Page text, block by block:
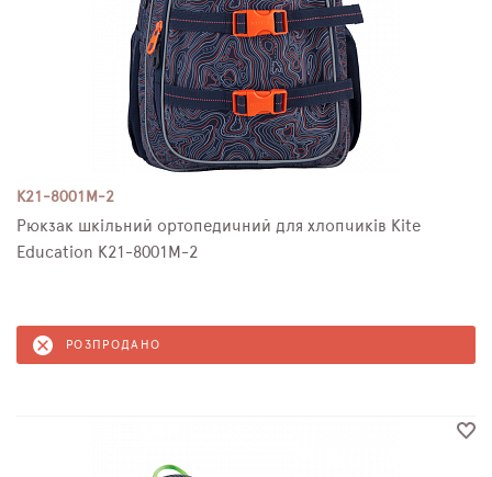
K21-8001M-2
Рюкзак шкільний ортопедичний для хлопчиків Kite
Education K21-8001M-2
РОЗПРОДАНО